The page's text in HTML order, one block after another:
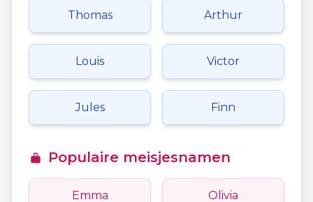
Thomas Arthur
Louis Victor
Jules Finn
Populaire meisjesnamen
Emma Olivia